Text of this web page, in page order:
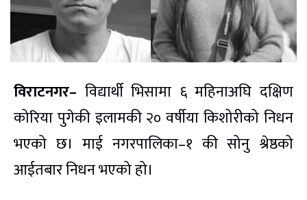
विराटनगर– विद्यार्थी भिसामा ६ महिनाअघि दक्षिण
कोरिया पुगेकी इलामकी २० वर्षीया किशोरीको निधन
भएको छ। माई नगरपालिका–१ की सोनु श्रेष्ठको
आईतबार निधन भएको हो।